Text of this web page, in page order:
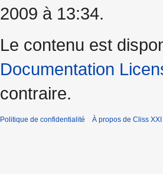
2009 à 13:34.
Le contenu est
Documentation
contraire.
Politique de confidentialité À propos de Cliss XXI